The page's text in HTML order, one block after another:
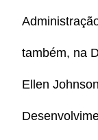
também, na
Ellen